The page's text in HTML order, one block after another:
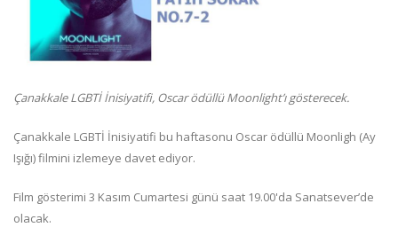
Çanakkale LGBTİ İnisiyatifi, Oscar ödüllü Moonlight’ı gösterecek.
Çanakkale LGBTİ İnisiyatifi bu haftasonu Oscar ödüllü Moonligh (Ay
Işığı) filmini izlemeye davet ediyor.
Film gösterimi 3 Kasım Cumartesi günü saat 19.00'da Sanatsever’de
olacak.